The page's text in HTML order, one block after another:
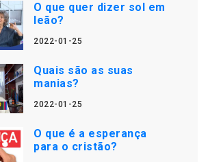
O que quer dizer sol em
leão?
2022-01-25
Quais são as suas
manias?
2022-01-25
O que é a esperança
para o cristão?